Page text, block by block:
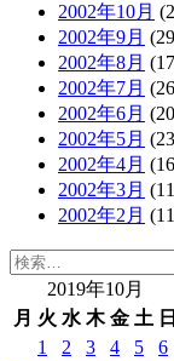
2002年10月
2002年9月
2002年8月
2002年7月
2002年6月
2002年5月
2002年4月
2002年3月
2002年2月
検
2019年10月
月 火 水 木 金 土 日
1
2 3 4 5
6